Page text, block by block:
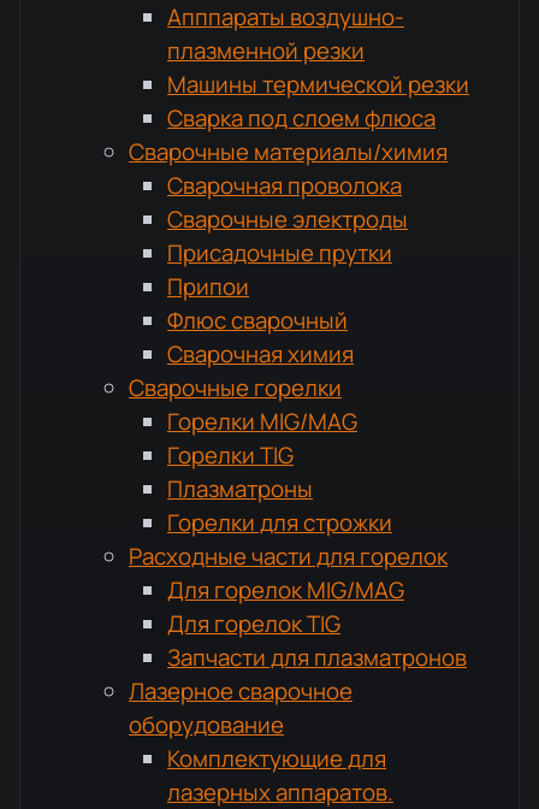
Апппараты воздушно-
плазменной резки
Машины термической резки
Сварка под слоем флюса
Сварочные материалы/химия
Сварочная проволока
Сварочные электроды
Присадочные прутки
Припои
Флюс сварочный
Сварочная химия
Сварочные горелки
Горелки MIG/MAG
Горелки TIG
Плазматроны
Горелки для строжки
Расходные части для горелок
Для горелок MIG/MAG
Для горелок TIG
Запчасти для плазматронов
Лазерное сварочное
оборудование
Комплектующие для
лазерных аппаратов.